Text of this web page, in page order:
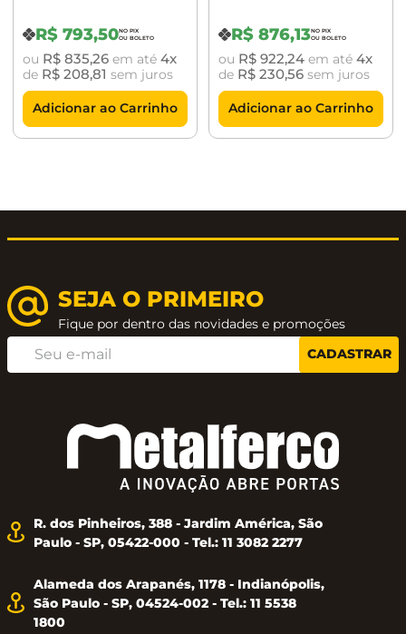
958 Niquel
Brilhante
R$ 793,50
ou R$ 835,26em até 4
de R$ 208,81 sem juros
Adicionar ao Carrinho
Roseta 958 Latão
Polido Envernizado
R$ 876,13
ou R$ 922,24em até 4
de R$ 230,56sem juros
Adicionar ao Carrinho
SEJA O PRIMEIRO
Fique por dentro das novidades e promoções
CADASTRAR
R. dos Pinheiros, 388 - Jardim América, São
Paulo - SP, 05422-000 - Tel.: 11 3082 2277
Alameda dos Arapanés, 1178 - Indianópolis,
São Paulo - SP, 04524-002 - Tel.: 11 5538
1800